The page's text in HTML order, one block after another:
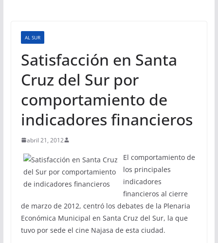
AL SUR
Satisfacción en Santa
Cruz del Sur por
comportamiento de
indicadores financieros
abril 21, 2012
El comportamiento de
los principales
indicadores
financieros al cierre
de marzo de 2012, centró los debates de la Plenaria
Económica Municipal en Santa Cruz del Sur, la que
tuvo por sede el cine Najasa de esta ciudad.